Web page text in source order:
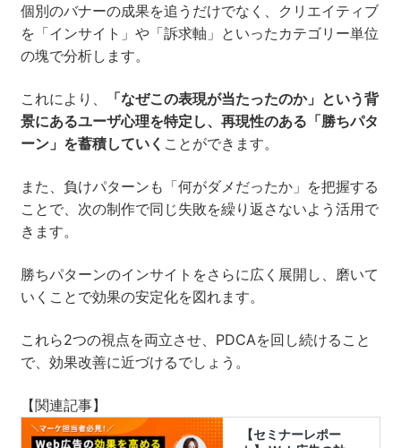
個別のバナーの成果を追うだけでなく、クリエイティブ
を「インサイト」や「訴求軸」といったカテゴリー単位
の塊で分析します。
これにより、
「なぜこの表現が当たったのか」という背
景にあるユーザ心理を特定し、再現性のある「勝ちパタ
ーン」を蓄積していく ことができます。
また、負けパターンも「何がダメだったか」を把握する
ことで、次の制作で同じ失敗を繰り返さないよう活用で
きます。
勝ちパターンのインサイトをさらに広く展開し、磨いて
いくことで効果の安定化を図れます。
これら2つの視点を両立させ、PDCAを回し続けること
で、効果改善に近づけるでしょう。
【関連記事】